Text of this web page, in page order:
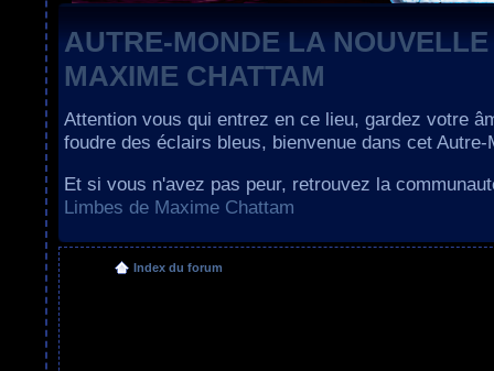
AUTRE-MONDE LA
MAXIME CHATTAM
Attention vous qui entrez en ce lieu, gardez votre
foudre des éclairs bleus, bienvenue dans cet Autre-
Et si vous n'avez pas peur, retrouvez la
Limbes de Maxime Chattam
Index du forum